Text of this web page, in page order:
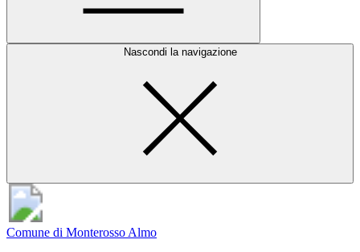
Nascondi la navigazione
Comune di Monterosso Almo